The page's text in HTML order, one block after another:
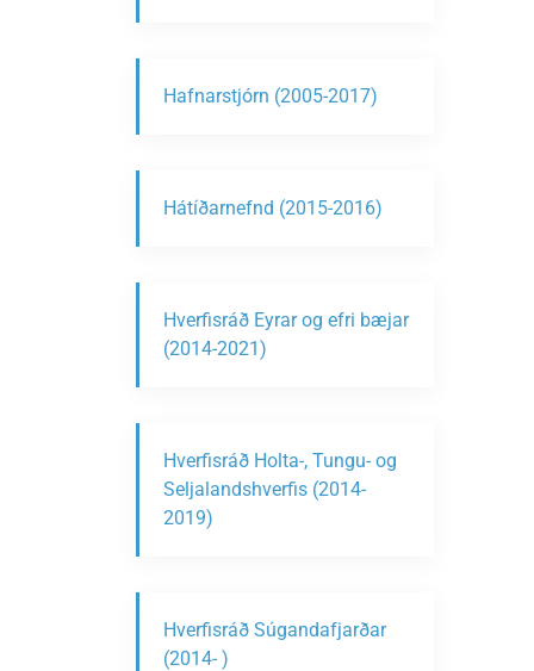
Hafnarstjórn (2005-2017)
Hátíðarnefnd (2015-2016)
Hverfisráð Eyrar og efri bæjar
(2014-2021)
Hverfisráð Holta-, Tungu- og
Seljalandshverfis (2014-
2019)
Hverfisráð Súgandafjarðar
(2014- )